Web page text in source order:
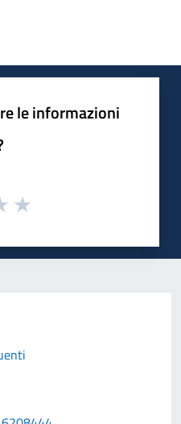
le informazioni